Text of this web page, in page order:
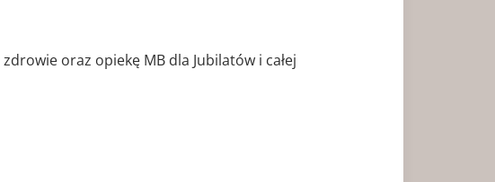
oraz opiekę MB dla Jubilatów i całej